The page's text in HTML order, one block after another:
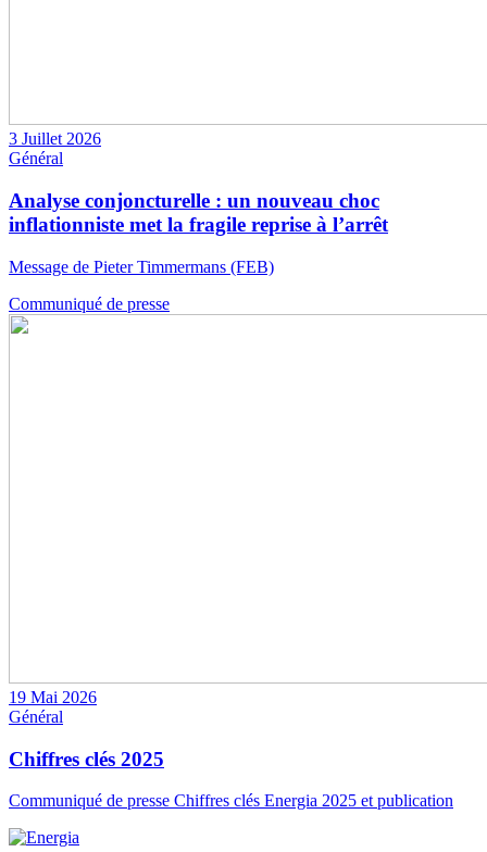
3 Juillet 2026
Général
Analyse conjoncturelle : un nouveau choc
inflationniste met la fragile reprise à l’arrêt
Message de Pieter Timmermans (FEB)
Communiqué de presse
19 Mai 2026
Général
Chiffres clés 2025
Communiqué de presse Chiffres clés Energia 2025 et publication